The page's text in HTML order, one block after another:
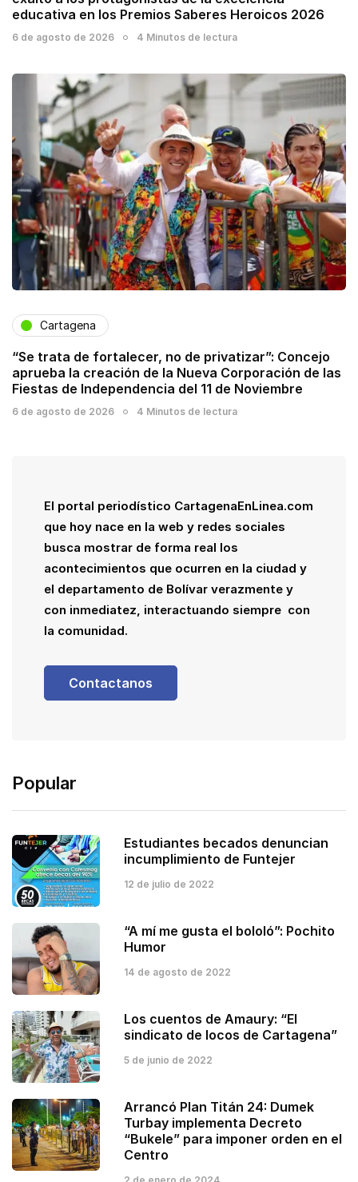
educativa en los Premios Saberes Heroicos 2026
6 de agosto de 2026 4 Minutos de lectura
Cartagena
“Se trata de fortalecer, no de privatizar”: Concejo
aprueba la creación de la Nueva Corporación de las
Fiestas de Independencia del 11 de Noviembre
6 de agosto de 2026 4 Minutos de lectura
El portal periodístico CartagenaEnLinea.com
que hoy nace en la web y redes sociales
busca mostrar de forma real los
acontecimientos que ocurren en la ciudad y
el departamento de Bolívar verazmente y
con inmediatez, interactuando siempre con
la comunidad.
Contactanos
Popular
Estudiantes becados denuncian
incumplimiento de Funtejer
12 de julio de 2022
“A mí me gusta el bololó”: Pochito
Humor
14 de agosto de 2022
Los cuentos de Amaury: “El
sindicato de locos de Cartagena”
5 de junio de 2022
Arrancó Plan Titán 24: Dumek
Turbay implementa Decreto
“Bukele” para imponer orden en el
Centro